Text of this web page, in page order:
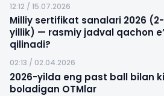
12:12 / 15.07.2026
Milliy sertifikat sanalari 2026
yillik) — rasmiy jadval qachon
qilinadi?
02:13 / 02.04.2026
2026-yilda eng past ball bilan
boladigan OTMlar